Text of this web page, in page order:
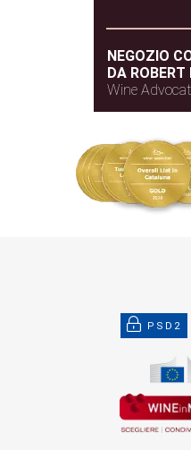
NEGOZIO
DA ROBERT
Wine
PSD2